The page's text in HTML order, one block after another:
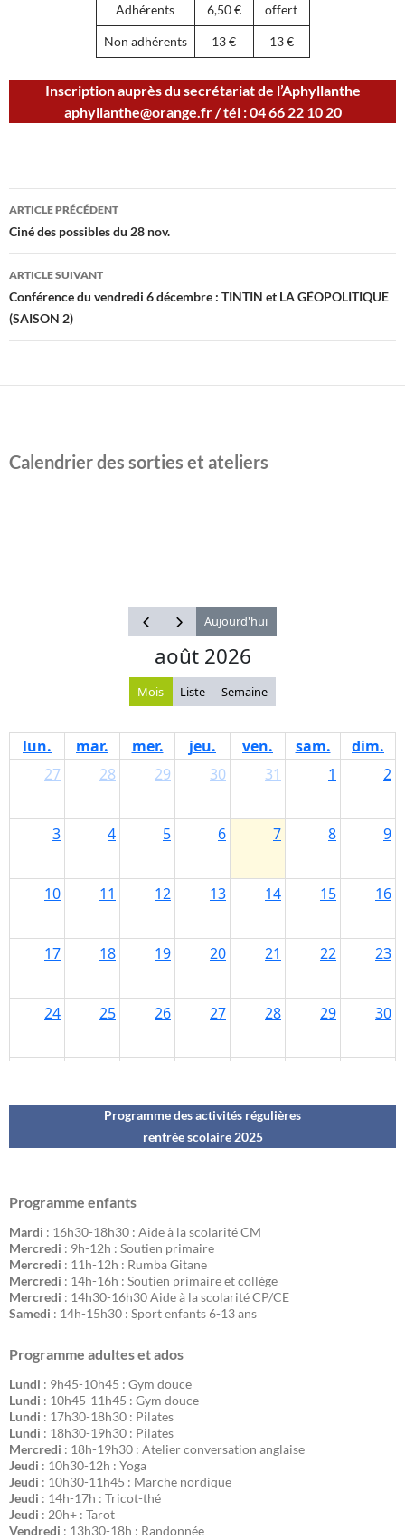
Adhérents 6,50 € offert
Non adhérents 13 € 13 €
Inscription auprès du secrétariat de l’Aphyllanthe
aphyllanthe@orange.fr / tél : 04 66 22 10 20
Navigation
des
articles
ARTICLE PRÉCÉDENT
Ciné des possibles du 28 nov.
ARTICLE SUIVANT
Conférence du vendredi 6 décembre : TINTIN et LA GÉOPOLITIQUE
(SAISON 2)
Calendrier des sorties et ateliers
Programme des activités régulières
rentrée scolaire 2025
Programme enfants
Mardi : 16h30-18h30 : Aide à la scolarité CM
Mercredi : 9h-12h : Soutien primaire
Mercredi : 11h-12h : Rumba Gitane
Mercredi : 14h-16h : Soutien primaire et collège
Mercredi : 14h30-16h30 Aide à la scolarité CP/CE
Samedi : 14h-15h30 : Sport enfants 6-13 ans
Programme adultes et ados
Lundi : 9h45-10h45 : Gym douce
Lundi : 10h45-11h45 : Gym douce
Lundi : 17h30-18h30 : Pilates
Lundi : 18h30-19h30 : Pilates
Mercredi : 18h-19h30 : Atelier conversation anglaise
Jeudi : 10h30-12h : Yoga
Jeudi : 10h30-11h45 : Marche nordique
Jeudi : 14h-17h : Tricot-thé
Jeudi : 20h+ : Tarot
Vendredi : 13h30-18h : Randonnée